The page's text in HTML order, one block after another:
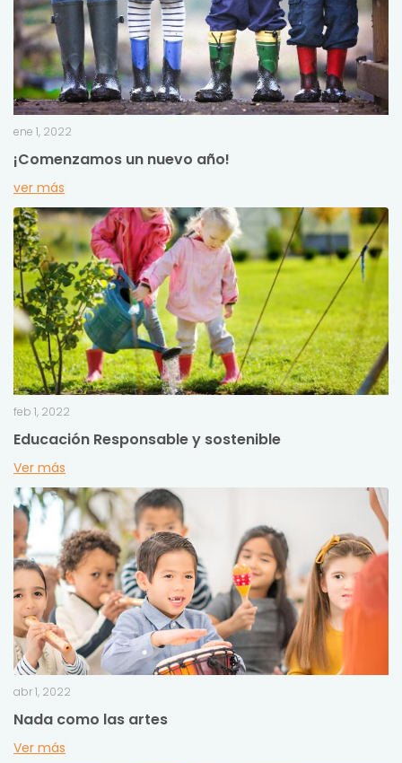
¡Comenzamos un nuevo año!
ene 1, 2022
ver más
Educación Responsable y sostenible
feb 1, 2022
Ver más
Nada como las artes
abr 1, 2022
Ver más